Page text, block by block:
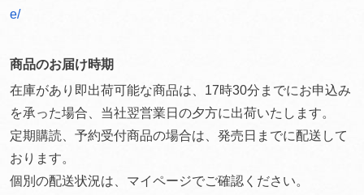
e/
商品のお届け時期
在庫があり即出荷可能な商品は、17時30分までにお申込み
を承った場合、当社翌営業日の夕方に出荷いたします。
定期購読、予約受付商品の場合は、発売日までに配送して
おります。
個別の配送状況は、マイページでご確認ください。